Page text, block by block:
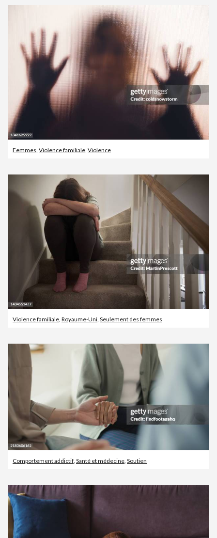
Femmes Violence familiale Violence
Violence familiale, Royaume-Uni, Seulement des femmes
Comportement addictif Santé et médecine Soutien